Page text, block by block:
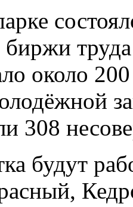
около
308
будут